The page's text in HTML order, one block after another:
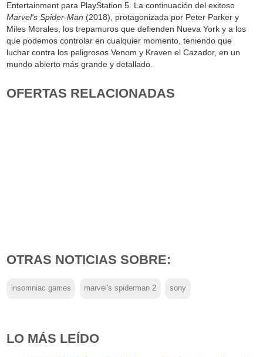
Entertainment para PlayStation 5. La continuación del exitoso
Marvel's Spider-Man (2018), protagonizada por Peter Parker y
Miles Morales, los trepamuros que defienden Nueva York y a los
que podemos controlar en cualquier momento, teniendo que
luchar contra los peligrosos Venom y Kraven el Cazador, en un
mundo abierto más grande y detallado.
OFERTAS RELACIONADAS
OTRAS NOTICIAS SOBRE:
insomniac games marvel's spiderman 2 sony
LO MÁS LEÍDO